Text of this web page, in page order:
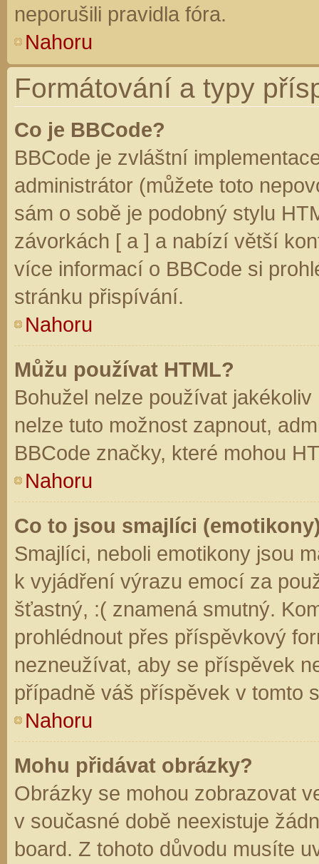
neporušili pravidla fóra.
Nahoru
Formátování a typy
Co je BBCode?
BBCode je zvláštní
administrátor (můžete toto
sám o sobě je podobný stylu
závorkách [ a ] a nabízí větší
více informací o BBCode si
stránku přispívání.
Nahoru
Můžu používat HTML?
Bohužel nelze používat
nelze tuto možnost zapnout,
BBCode značky, které mohou
Nahoru
Co to jsou smajlíci
Smajlíci, neboli emotikony jsou
k vyjádření výrazu emocí za
šťastný, :( znamená smutný.
prohlédnout přes příspěvkový
nezneužívat, aby se příspěvek
případně váš příspěvek v tomto
Nahoru
Mohu přidávat obrázky?
Obrázky se mohou zobrazovat
v současné době neexistuje
board. Z tohoto důvodu musíte